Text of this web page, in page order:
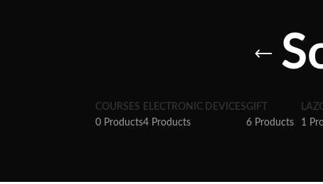
COURSES
0 Products
ELECTRONIC DEVICES
4 Products
GIFT
6 Products
1